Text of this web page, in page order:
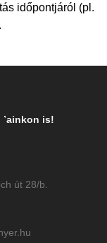
időpontjáról (pl.
is!
út 28/b.